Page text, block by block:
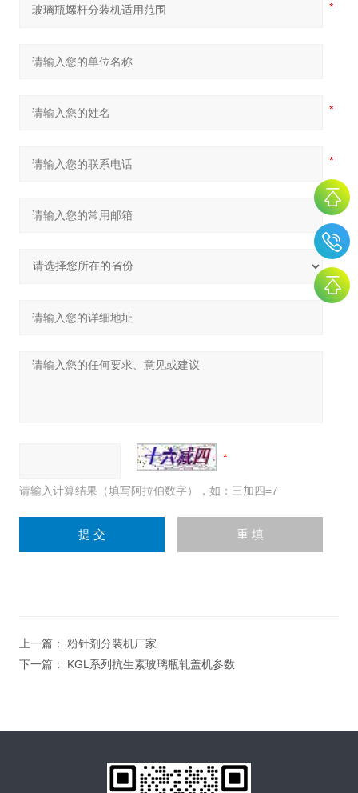
请输入计算结果（填写阿拉伯数字），如：三加四=7
上一篇： 粉针剂分装机厂家
下一篇： KGL系列抗生素玻璃瓶轧盖机参数